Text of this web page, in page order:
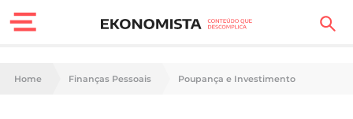
Finanças Pessoais
Home Finanças Pessoais Poupança e Investimento